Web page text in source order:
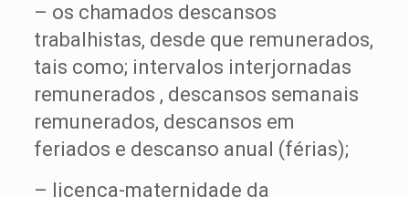
– os chamados descansos
trabalhistas, desde que remunerados,
tais como; intervalos interjornadas
remunerados , descansos semanais
remunerados, descansos em
feriados e descanso anual (férias);
– licença-maternidade da